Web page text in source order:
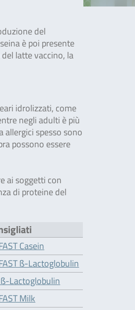
del
è poi presente
latte vaccino, la
idrolizzati, come
negli adulti è più
allergici spesso sono
possono essere
ai soggetti con
di proteine del
Casein
ß-Lactoglobulin
ß-Lactoglobulin
Milk